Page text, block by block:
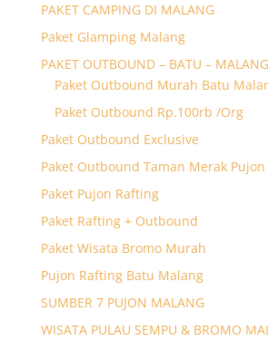
PAKET CAMPING DI MALANG
Paket Glamping Malang
PAKET OUTBOUND – BATU – MALANG
Paket Outbound Murah Batu
Paket Outbound Rp.100rb /Org
Paket Outbound Exclusive
Paket Outbound Taman Merak Pujon
Paket Pujon Rafting
Paket Rafting + Outbound
Paket Wisata Bromo Murah
Pujon Rafting Batu Malang
SUMBER 7 PUJON MALANG
WISATA PULAU SEMPU & BROMO